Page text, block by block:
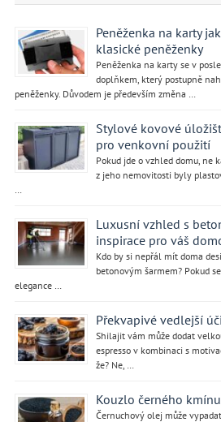
Peněženka na karty
klasické peněženky
Peněženka na karty se v
doplňkem, který postupně
peněženky. Důvodem je především změna …
Stylové kovové
pro venkovní použití
Pokud jde o vzhled domu, ne
z jeho nemovitosti byly
Luxusní vzhled s
inspirace pro váš
Kdo by si nepřál mít doma
betonovým šarmem? Pokud
elegance …
Překvapivé vedlejší
Shilajit vám může dodat
espresso v kombinaci s
že? Ne, …
Kouzlo černého kmínu
Černuchový olej může